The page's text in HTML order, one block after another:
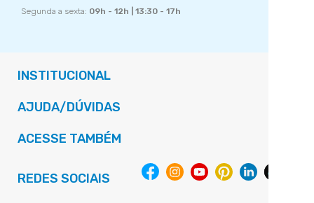
Segunda a sexta: 09h - 12h | 13:30 - 17h
INSTITUCIONAL
AJUDA/DÚVIDAS
ACESSE TAMBÉM
REDES SOCIAIS